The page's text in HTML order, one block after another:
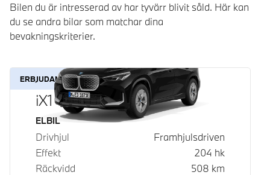
Bilen du är intresserad av har tyvärr blivit såld. Här kan
du se andra bilar som matchar dina
bevakningskriterier.
ERBJUDANDE
iX1 eDrive20
Bränsle
ELBIL
Drivhjul
Framhjulsdriven
Effekt
204 hk
Räckvidd
508 km